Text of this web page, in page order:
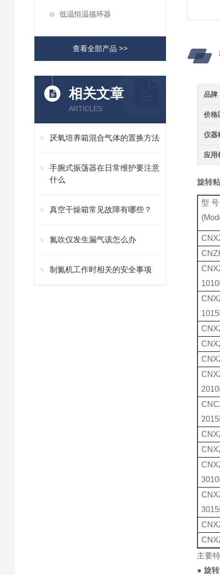
低温恒温循环器
查看全部产品 >>
相关文章
ARTICLES
厌氧培养箱混合气体的置换方法
手腕式振荡器在日常维护要注意
什么
真空干燥箱常见故障有哪些？
氮吹仪发生漏气该怎么办
制氮机工作时相关的安全事项
品牌
价格
仪器
应用
旋转
型 号
主要
●旋